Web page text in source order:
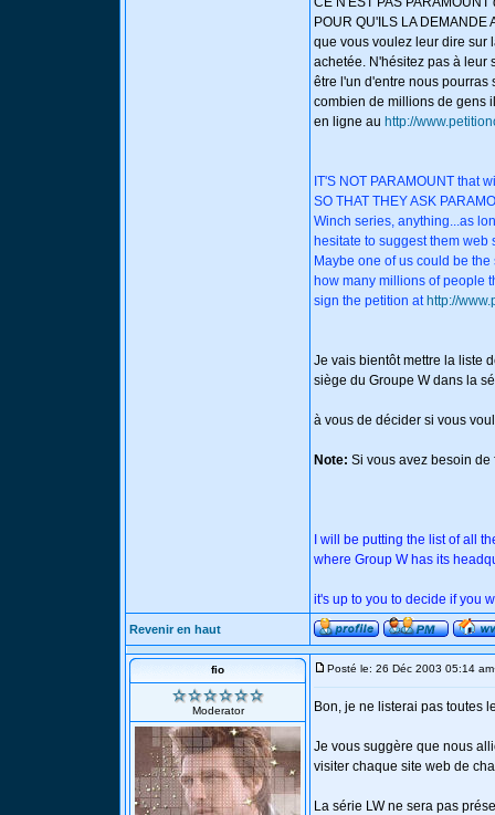
POUR QU'ILS LA
que vous voulez leur dire sur
achetée. N'hésitez pas à leur
être l'un d'entre nous pourras
combien de millions de gens
en ligne au http://
IT'S NOT PARAMOUNT that
SO THAT THEY ASK
Winch series, anything...as
hesitate to suggest them
Maybe one of us could be
how many millions of people
sign the petition at http://
Je vais bientôt mettre la liste
siège du Groupe W dans la
à vous de décider si vous
Note: Si vous avez besoin
I will be putting the list of all
where Group W has its
it's up to you to decide if you
Revenir en haut
fio
Moderator
Posté le: 26 Déc 2003 05:14 am
Bon, je ne listerai pas toutes
Je vous suggère que nous
visiter chaque site web de
La série LW ne sera pas